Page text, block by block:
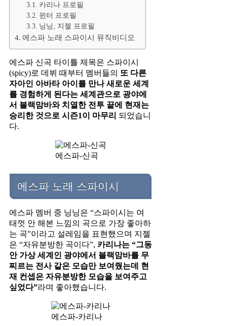
카리나 프로필
윈터 프로필
닝닝, 지젤 프로필
에스파 노래 스파이시 뮤직비디오
에스파 신곡 타이틀 제목은 스파이시
(spicy)로 데뷔 때부터 멤버들의 또 다른
자아인 아바타 아이를 만나 새로운 세계
를 경험하게 된다는 세계관으로 광야에
서 블랙맘바와 치열한 전투 끝에 현재는
승리한 것으로 시즌1이 마무리 되었습니
다.
에스파-신곡
에스파 노래 스파이시
에스파 멤버 중 닝닝은 “스파이시는 여
태껏 안 해본 느낌의 곡으로 가장 좋아하
는 곡”이라고 설레임을 표현했으며 지젤
은 “자유분방한 곡이다”, 카리나는 “그동
안 가상 세계인 광야에서 블랙맘바를 무
찌르는 전사 같은 모습만 보여줬는데 현
재 컨셉은 자유분방한 모습을 보여주고
싶었다”라며 좋아했습니다.
에스파-카리나